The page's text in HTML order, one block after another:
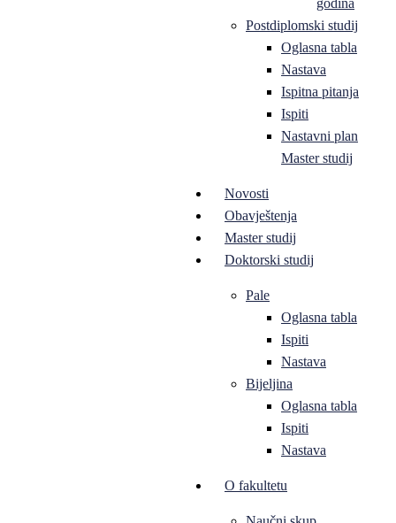
godina
Postdiplomski studij
Oglasna tabla
Nastava
Ispitna pitanja
Ispiti
Nastavni plan
Master studij
Novosti
Obavještenja
Master studij
Doktorski studij
Pale
Oglasna tabla
Ispiti
Nastava
Bijeljina
Oglasna tabla
Ispiti
Nastava
O fakultetu